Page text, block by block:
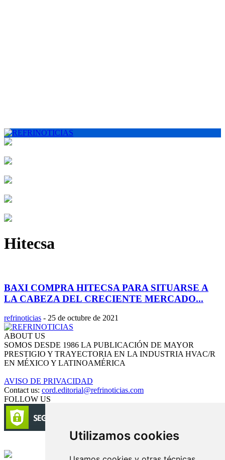
Utilizamos cookies
Hitecsa
BAXI COMPRA HITECSA PARA SITUARSE A
LA CABEZA DEL CRECIENTE MERCADO...
refrinoticias - 25 de octubre de 2021
ABOUT US
SOMOS DESDE 1986 LA PUBLICACIÓN DE MAYOR
PRESTIGIO Y TRAYECTORIA EN LA INDUSTRIA HVAC/R
EN MÉXICO Y LATINOAMÉRICA
AVISO DE PRIVACIDAD
Contact us: cord.editorial@refrinoticias.com
FOLLOW US